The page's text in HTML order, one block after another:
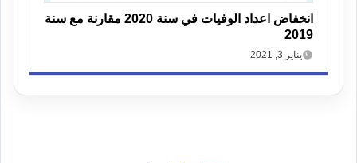
انخفاض اعداد الوفيات في سنة 2020 مقارنة مع سنة
2019
يناير 3, 2021